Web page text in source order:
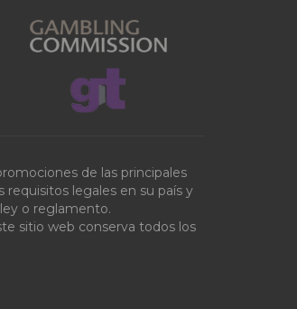
de las principales
legales en su país y
o reglamento.
sitio web conserva todos los